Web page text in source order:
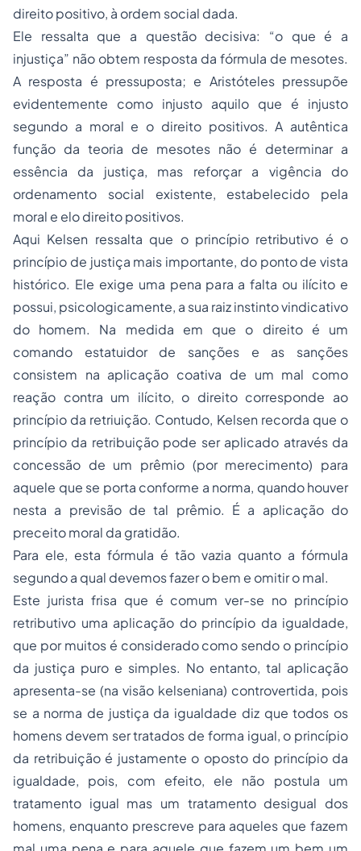
direito positivo, à ordem social dada.
Ele ressalta que a questão decisiva: “o que é a
injustiça” não obtem resposta da fórmula de mesotes.
A resposta é pressuposta; e Aristóteles pressupõe
evidentemente como injusto aquilo que é injusto
segundo a moral e o direito positivos. A autêntica
função da teoria de mesotes não é determinar a
essência da justiça, mas reforçar a vigência do
ordenamento social existente, estabelecido pela
moral e elo direito positivos.
Aqui Kelsen ressalta que o princípio retributivo é o
princípio de justiça mais importante, do ponto de vista
histórico. Ele exige uma pena para a falta ou ilícito e
possui, psicologicamente, a sua raiz instinto vindicativo
do homem. Na medida em que o direito é um
comando estatuidor de sanções e as sanções
consistem na aplicação coativa de um mal como
reação contra um ilícito, o direito corresponde ao
princípio da retriuição. Contudo, Kelsen recorda que o
princípio da retribuição pode ser aplicado através da
concessão de um prêmio (por merecimento) para
aquele que se porta conforme a norma, quando houver
nesta a previsão de tal prêmio. É a aplicação do
preceito moral da gratidão.
Para ele, esta fórmula é tão vazia quanto a fórmula
segundo a qual devemos fazer o bem e omitir o mal.
Este jurista frisa que é comum ver-se no princípio
retributivo uma aplicação do princípio da igualdade,
que por muitos é considerado como sendo o princípio
da justiça puro e simples. No entanto, tal aplicação
apresenta-se (na visão kelseniana) controvertida, pois
se a norma de justiça da igualdade diz que todos os
homens devem ser tratados de forma igual, o princípio
da retribuição é justamente o oposto do princípio da
igualdade, pois, com efeito, ele não postula um
tratamento igual mas um tratamento desigual dos
homens, enquanto prescreve para aqueles que fazem